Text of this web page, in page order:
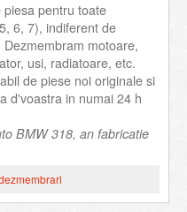
pentru toate
6, 7), indiferent de
motoare,
usi, radiatoare, etc.
de piese noi originale si
d'voastra in numai 24 h
BMW 318, an fabricatie